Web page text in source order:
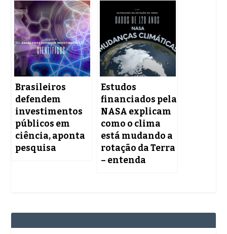
Brasileiros
defendem
investimentos
públicos em
ciência, aponta
pesquisa
Estudos
financiados pela
NASA explicam
como o clima
está mudando a
rotação da Terra
– entenda